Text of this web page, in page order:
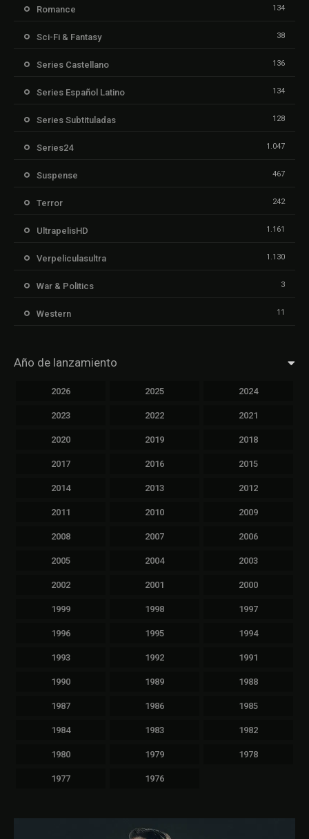
Romance 134
Sci-Fi & Fantasy 38
Series Castellano 136
Series Español Latino 134
Series Subtituladas 128
Series24 1.047
Suspense 467
Terror 242
UltrapelisHD 1.161
Verpeliculasultra 1.130
War & Politics 3
Western 11
Año de lanzamiento
2026 2025 2024
2023 2022 2021
2020 2019 2018
2017 2016 2015
2014 2013 2012
2011 2010 2009
2008 2007 2006
2005 2004 2003
2002 2001 2000
1999 1998 1997
1996 1995 1994
1993 1992 1991
1990 1989 1988
1987 1986 1985
1984 1983 1982
1980 1979 1978
1977 1976